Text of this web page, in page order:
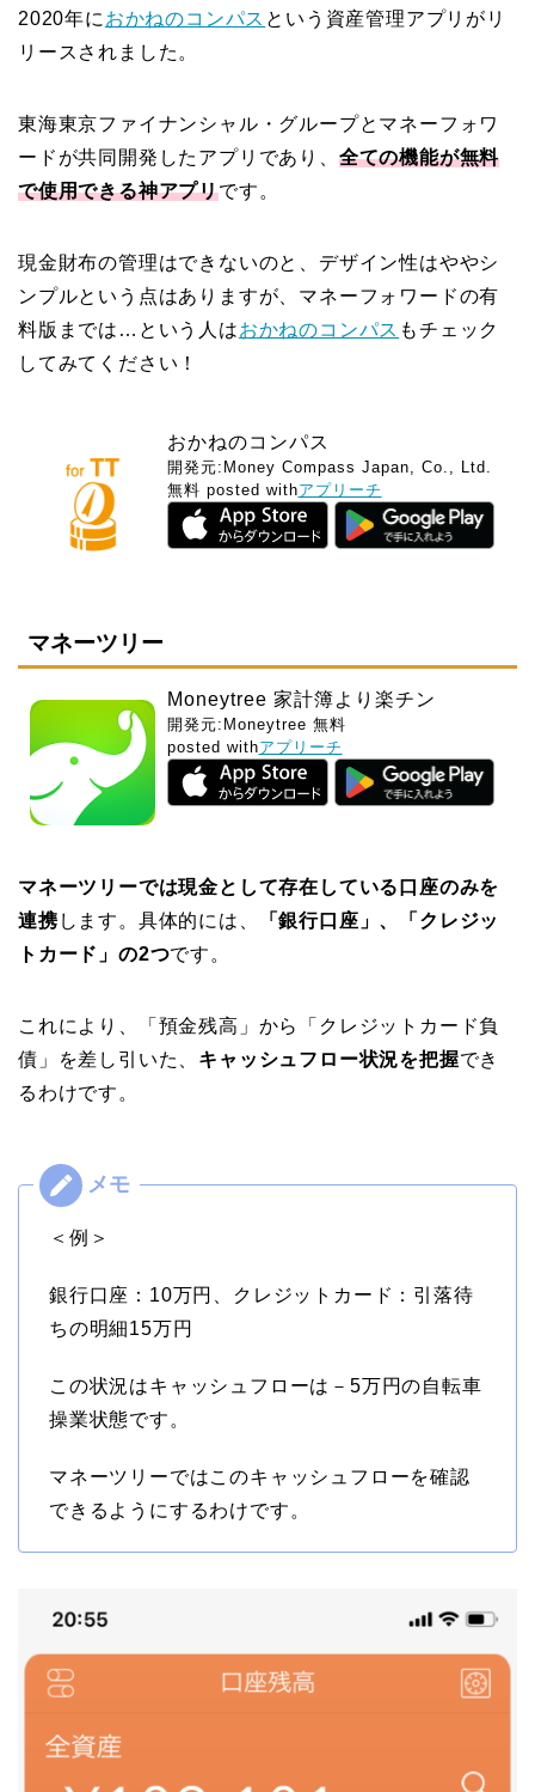
2020年に おかねのコンパス という資産管理アプリがリ
リースされました。
東海東京ファイナンシャル・グループとマネーフォワ
ードが共同開発したアプリであり、 全ての機能が無料
で使用できる神アプリです。
現金財布の管理はできないのと、デザイン性はややシ
ンプルという点はありますが、マネーフォワードの有
料版までは…という人はおかねのコンパス もチェック
してみてください！
おかねのコンパス
開発元: Money Compass Japan, Co., Ltd.
無料 posted withアプリーチ
マネーツリー
Moneytree 家計簿より楽チン
開発元: Moneytree 無料
posted withアプリーチ
マネーツリーでは現金として存在している口座のみを
連携 します。具体的には、
「銀行口座」、「クレジッ
トカード」の2つです。
これにより、「預金残高」から「クレジットカード負
債」を差し引いた、 キャッシュフロー状況を把握でき
るわけです。
＜例＞
銀行口座：10万円、クレジットカード：引落待
ちの明細15万円
この状況はキャッシュフローは－5万円の自転車
操業状態です。
マネーツリーではこのキャッシュフローを確認
できるようにするわけです。